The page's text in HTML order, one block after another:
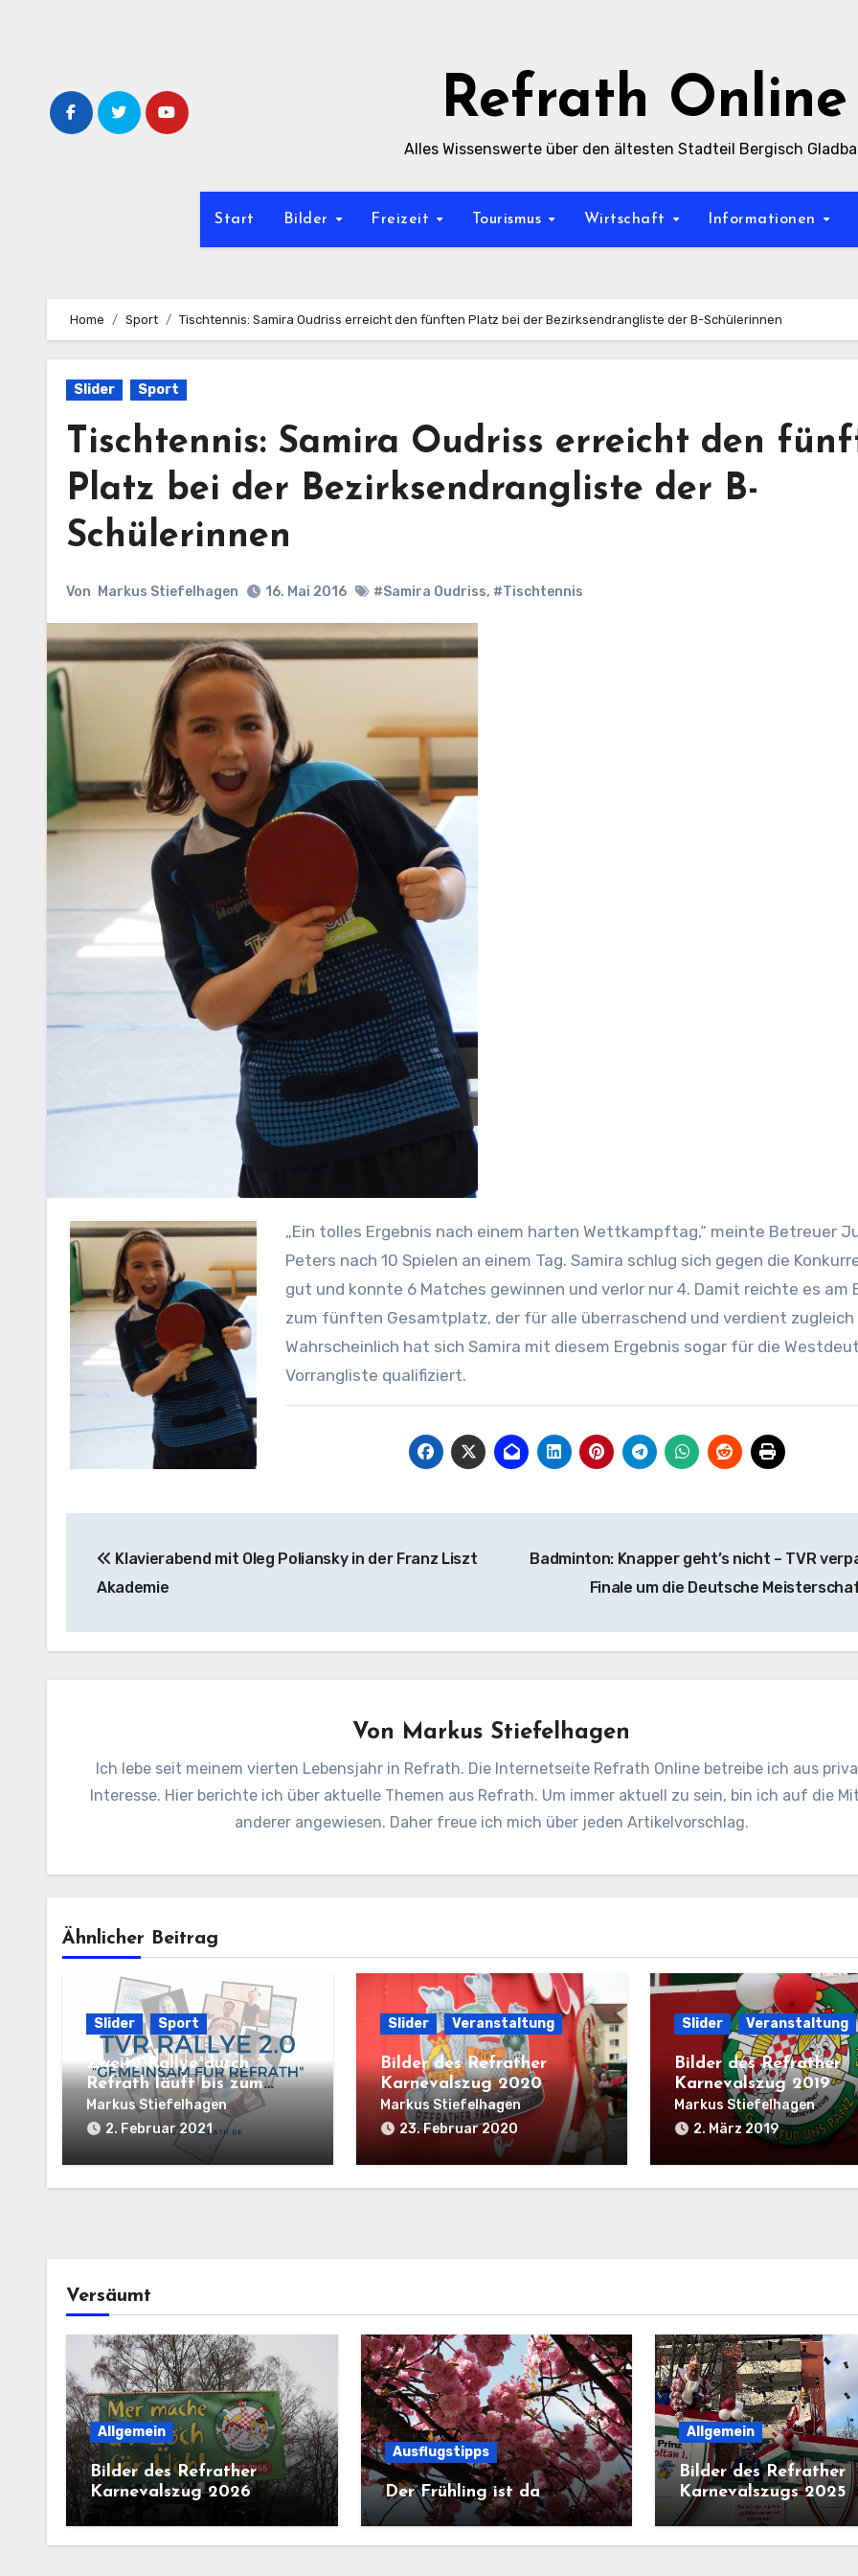
Refrath Online
Alles Wissenswerte über den ältesten Stadteil Bergisch
Start Bilder Freizeit Tourismus Wirtschaft Informationen
Home Sport Tischtennis: Samira Oudriss erreicht den fünften Platz bei der Bezirksendrangliste der B-Schülerinnen
Slider Sport
Tischtennis: Samira Oudriss erreicht den
Platz bei der Bezirksendrangliste der B-
Schülerinnen
Von Markus Stiefelhagen 16. Mai 2016 #Samira Oudriss, #Tischtennis
„Ein tolles Ergebnis nach einem harten Wettkampftag,“ meinte Betreuer Julian
Peters nach 10 Spielen an einem Tag. Samira schlug sich gegen die
gut und konnte 6 Matches gewinnen und verlor nur 4. Damit reichte es am
zum fünften Gesamtplatz, der für alle überraschend und verdient zugleich
Wahrscheinlich hat sich Samira mit diesem Ergebnis sogar für die
Vorrangliste qualifiziert.
Klavierabend mit Oleg Poliansky in der Franz Liszt
Akademie
Badminton: Knapper geht’s nicht – TVR
Finale um die Deutsche
Von Markus Stiefelhagen
Ich lebe seit meinem vierten Lebensjahr in Refrath. Die Internetseite Refrath Online betreibe ich aus
Interesse. Hier berichte ich über aktuelle Themen aus Refrath. Um immer aktuell zu sein, bin ich auf die
anderer angewiesen. Daher freue ich mich über jeden Artikelvorschlag.
Ähnlicher Beitrag
Slider Sport
Zweite Rallye durch
Refrath läuft bis zum
14.02.2021
Markus Stiefelhagen
2. Februar 2021
Slider Veranstaltung
Bilder des Refrather
Karnevalszug 2020
Markus Stiefelhagen
23. Februar 2020
Slider Veranstaltung
Bilder des Refrather
Karnevalszug 2019
Markus Stiefelhagen
2. März 2019
Versäumt
Allgemein
Bilder des Refrather
Karnevalszug 2026
Ausflugstipps
Der Frühling ist da
Allgemein
Bilder des Refrather
Karnevalszugs 2025